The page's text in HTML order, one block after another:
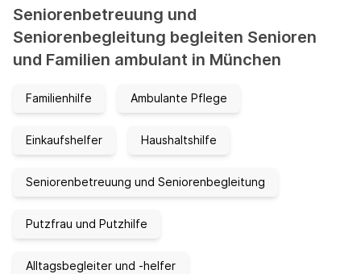
Seniorenbetreuung und
Seniorenbegleitung begleiten Senioren
und Familien ambulant in München
Familienhilfe Ambulante Pflege
Einkaufshelfer Haushaltshilfe
Seniorenbetreuung und Seniorenbegleitung
Putzfrau und Putzhilfe
Alltagsbegleiter und -helfer